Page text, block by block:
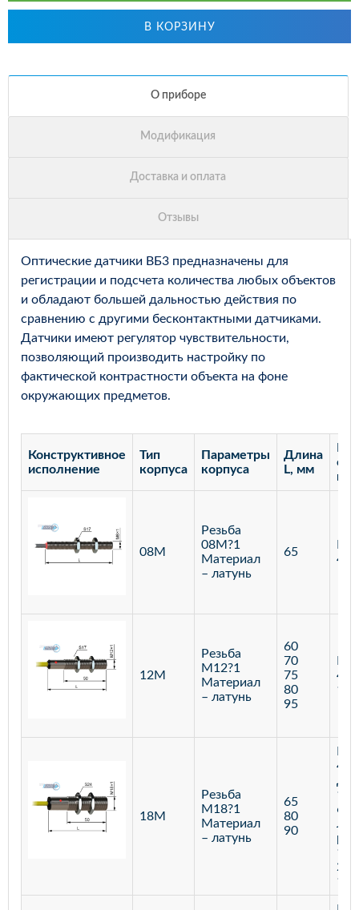
В КОРЗИНУ
Оптические датчики ВБ3 предназначены для
регистрации и подсчета количества любых объектов
и обладают большей дальностью действия по
сравнению с другими бесконтактными датчиками.
Датчики имеют регулятор чувствительности,
позволяющий производить настройку по
фактической контрастности объекта на фоне
окружающих предметов.
Конструктивное
исполнение
Тип
корпуса
Параметры
корпуса
Длина
L, мм
мм
08М
Резьба
08М?1
Материал
– латунь
65
12М
Резьба
М12?1
Материал
– латунь
60
70
75
80
95
18М
Резьба
М18?1
Материал
– латунь
65
80
90